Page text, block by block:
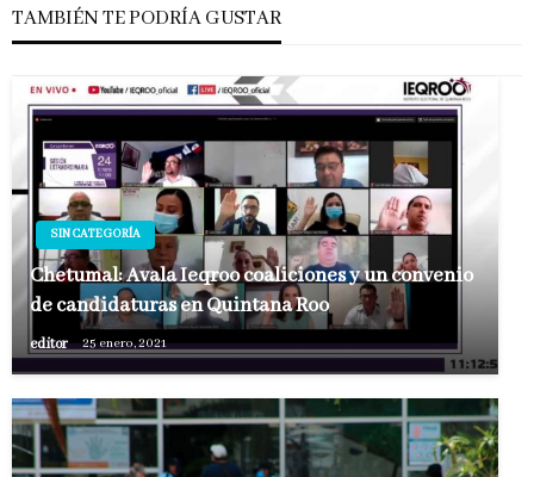
TAMBIÉN TE PODRÍA GUSTAR
SIN CATEGORÍA
Chetumal: Avala Ieqroo coaliciones y un convenio
de candidaturas en Quintana Roo
editor 25 enero, 2021